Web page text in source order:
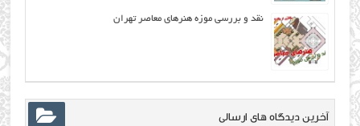
نقد و بررسی موزه هنرهای معاصر تهران
آخرین دیدگاه های ارسالی